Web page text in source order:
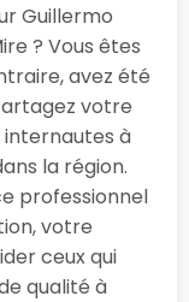
Guillermo
? Vous êtes
avez été
votre
internautes à
la région.
professionnel
votre
ceux qui
qualité à